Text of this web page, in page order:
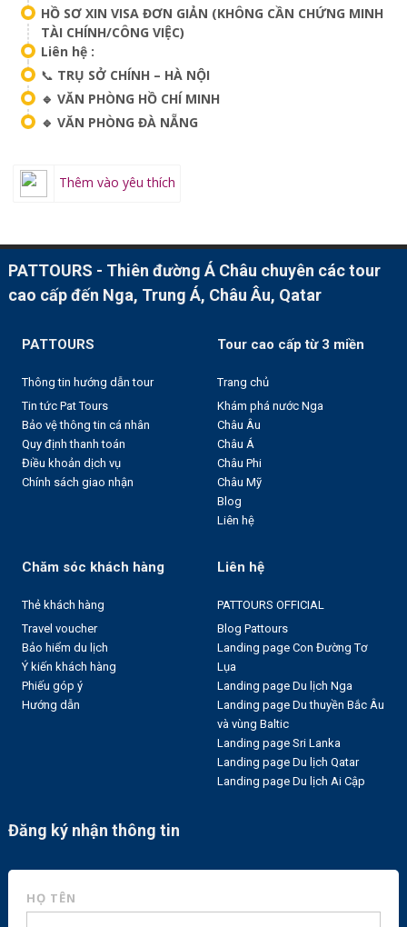
HỒ SƠ XIN VISA ĐƠN GIẢN (KHÔNG CẦN CHỨNG MINH
TÀI CHÍNH/CÔNG VIỆC)
Liên hệ :
📞 TRỤ SỞ CHÍNH – HÀ NỘI
🔹 VĂN PHÒNG HỒ CHÍ MINH
🔹 VĂN PHÒNG ĐÀ NẴNG
Thêm vào yêu thích
PATTOURS - Thiên đường Á Châu chuyên các tour
cao cấp đến Nga, Trung Á, Châu Âu, Qatar
PATTOURS
Thông tin hướng dẫn tour
Tin tức Pat Tours
Bảo vệ thông tin cá nhân
Quy định thanh toán
Điều khoản dịch vụ
Chính sách giao nhận
Tour cao cấp từ 3 miền
Trang chủ
Khám phá nước Nga
Châu Âu
Châu Á
Châu Phi
Châu Mỹ
Blog
Liên hệ
Chăm sóc khách hàng
Thẻ khách hàng
Travel voucher
Bảo hiểm du lịch
Ý kiến khách hàng
Phiếu góp ý
Hướng dẫn
Liên hệ
PATTOURS OFFICIAL
Blog Pattours
Landing page Con Đường Tơ
Lụa
Landing page Du lịch Nga
Landing page Du thuyền Bắc Âu
và vùng Baltic
Landing page Sri Lanka
Landing page Du lịch Qatar
Landing page Du lịch Ai Cập
Đăng ký nhận thông tin
HỌ TÊN